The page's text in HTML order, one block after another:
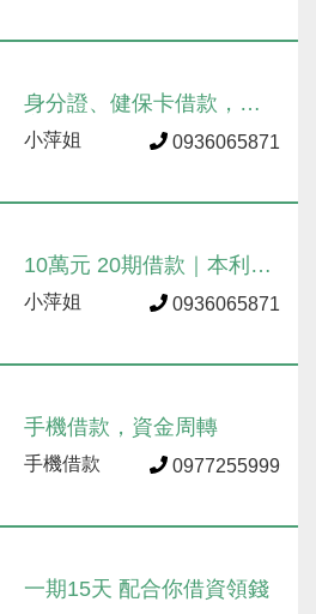
身分證、健保卡借款，最
高可貸20萬
小萍姐 0936065871
10萬元 20期借款｜本利攤
還
小萍姐 0936065871
手機借款，資金周轉
手機借款 0977255999
一期15天 配合你借資領錢